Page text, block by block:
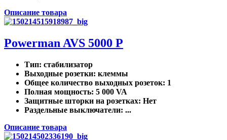
Описание товара
Powerman AVS 5000 P
Тип: стабилизатор
Выходные розетки: клеммы
Общее количество выходных розеток: 1
Полная мощность: 5 000 VA
Защитные шторки на розетках: Нет
Раздельные выключатели: ...
Описание товара